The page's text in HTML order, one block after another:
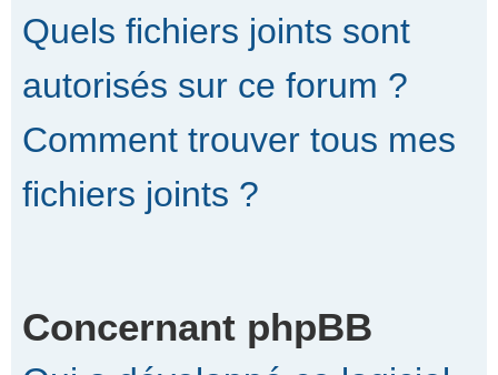
Quels fichiers joints sont
autorisés sur ce forum ?
Comment trouver tous mes
fichiers joints ?
Concernant phpBB